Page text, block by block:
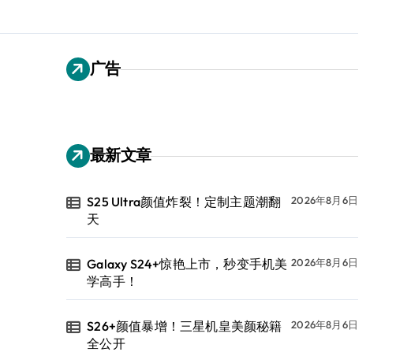
广告
最新文章
S25 Ultra颜值炸裂！定制主题潮翻
天
2026年8月6日
Galaxy S24+惊艳上市，秒变手机美
学高手！
2026年8月6日
S26+颜值暴增！三星机皇美颜秘籍
全公开
2026年8月6日